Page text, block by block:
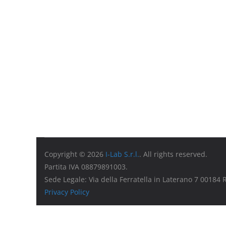
Copyright © 2026 I-Lab S.r.l.. All rights reserved.
Partita IVA 08879891003.
Sede Legale: Via della Ferratella in Laterano 7 00184
Privacy Policy